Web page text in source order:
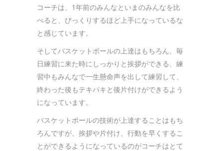
コーチは、1年前のみんなといまのみんなを比
べると、びっくりするほど上手になっているな
と感じています。
そしてバスケットボールの上達はもちろん、毎
日練習に来た時にしっかりと挨拶ができる、練
習中もみんなで一生懸命声を出して練習して、
終わった後もテキパキと後片付けができるよう
になっています。
バスケットボールの技術が上達することはもち
ろんですが、挨拶や片付け、行動を早くするこ
とができるようになっているのがコーチはとて